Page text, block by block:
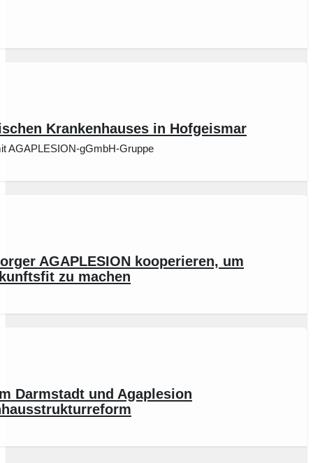
Krankenhauses in Hofgeismar
AGAPLESION‐gGmbH‐Gruppe
AGAPLESION kooperieren, um
zu machen
Darmstadt und Agaplesion